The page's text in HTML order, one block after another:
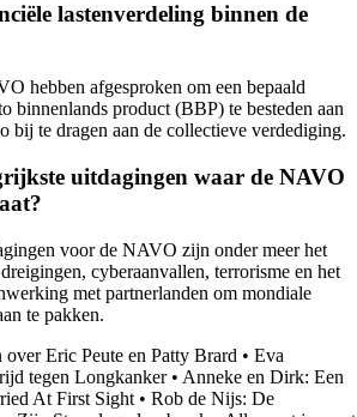
lastenverdeling binnen de
hebben afgesproken om een bepaald
binnenlands product (BBP) te besteden aan
bij te dragen aan de collectieve verdediging.
uitdagingen waar de NAVO
voor de NAVO zijn onder meer het
cyberaanvallen, terrorisme en het
met partnerlanden om mondiale
te pakken.
Eric Peute en Patty Brard • Eva
tegen Longkanker• Anneke en Dirk: Een
At First Sight • Rob de Nijs: De